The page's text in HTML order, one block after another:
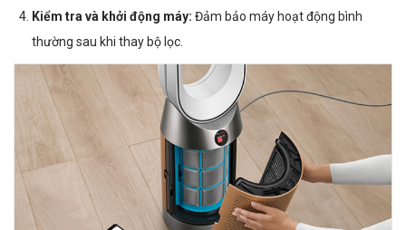
Kiểm tra và khởi động máy: Đảm bảo máy hoạt động bình
thường sau khi thay bộ lọc.